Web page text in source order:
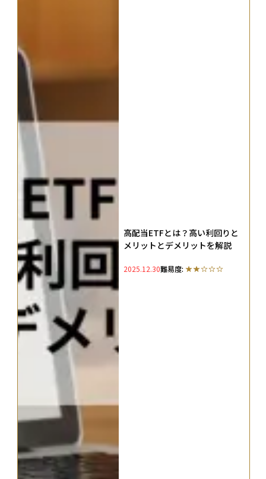
高配当ETFとは？高い利回りと
メリットとデメリットを解説
2025.12.30難易度: